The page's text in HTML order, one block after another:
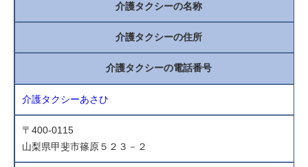
介護タクシーの名称
介護タクシーの住所
介護タクシーの電話番号
介護タクシーあさひ
〒400-0115
山梨県甲斐市篠原５２３－２